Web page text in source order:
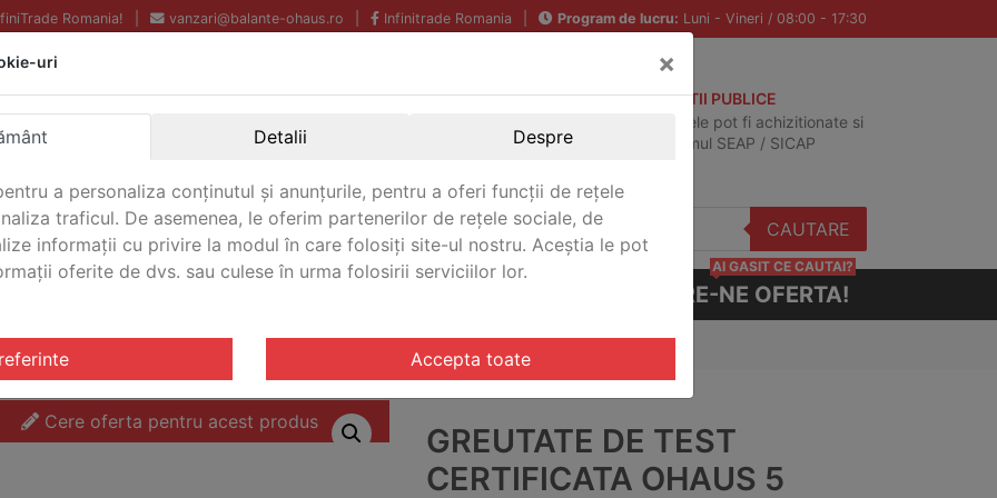
Romania! vanzari@balante-ohaus.ro Infinitrade Romania Program de lucru: Luni - Vineri / 08:00 - 17:30
Echipamente profesionale
pentru laborator.
Garantie Internationala.
ACHIZITII PUBLICE
Produsele pot fi achizitionate si
in sistemul SEAP / SICAP
CAUTARE
CERE-NE OFERTA!
AI GASIT CE CAUTAI?
M1/ Greutate de test certificata Ohaus 5 OIML M1 OH CERT
Cere oferta pentru acest produs
GREUTATE DE TEST
CERTIFICATA OHAUS 5
uri ×
Detalii Despre
a personaliza conținutul și anunțurile, pentru a oferi funcții de rețele
traficul. De asemenea, le oferim partenerilor de rețele sociale, de
informații cu privire la modul în care folosiți site-ul nostru. Aceștia le pot
oferite de dvs. sau culese în urma folosirii serviciilor lor.
Accepta toate